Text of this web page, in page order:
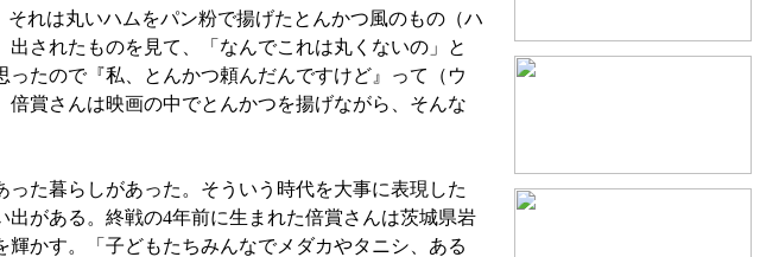
れは丸いハムをパン粉で揚げたとんかつ風のもの（ハ
されたものを見て、「なんでこれは丸くないの」と
たので『私、とんかつ頼んだんですけど』って（ウ
賞さんは映画の中でとんかつを揚げながら、そんな
た暮らしがあった。そういう時代を大事に表現した
がある。終戦の4年前に生まれた倍賞さんは茨城県岩
かす。「子どもたちみんなでメダカやタニシ、ある